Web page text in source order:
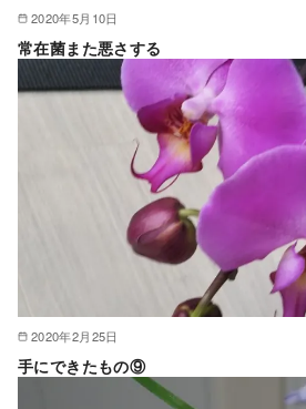
2020年5月10日
常在菌また悪さする
2020年2月25日
手にできたもの⑨